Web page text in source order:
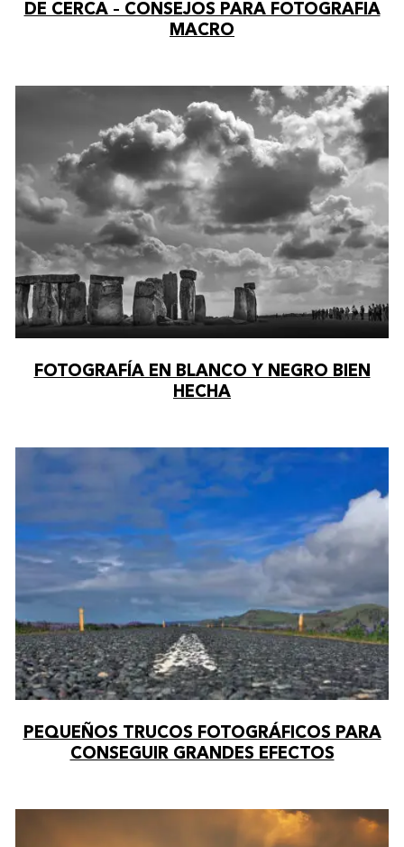
DE CERCA – CONSEJOS PARA FOTOGRAFIA
MACRO
FOTOGRAFÍA EN BLANCO Y NEGRO BIEN
HECHA
PEQUEÑOS TRUCOS FOTOGRÁFICOS PARA
CONSEGUIR GRANDES EFECTOS